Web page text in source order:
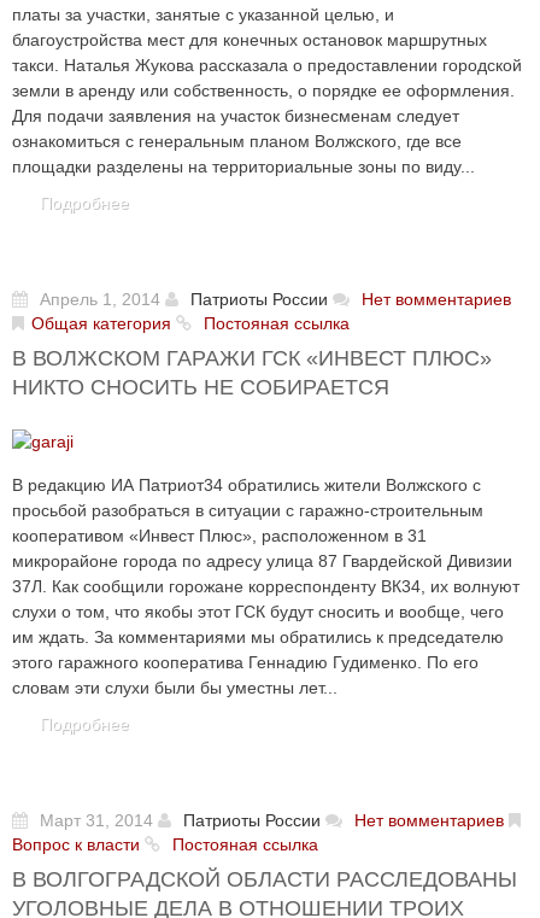
платы за участки, занятые с указанной целью, и
благоустройства мест для конечных остановок маршрутных
такси. Наталья Жукова рассказала о предоставлении городской
земли в аренду или собственность, о порядке ее оформления.
Для подачи заявления на участок бизнесменам следует
ознакомиться с генеральным планом Волжского, где все
площадки разделены на территориальные зоны по виду...
Подробнее
Апрель 1, 2014 Патриоты России
Нет вомментариев
Общая категория
Постояная ссылка
В ВОЛЖСКОМ ГАРАЖИ ГСК «ИНВЕСТ ПЛЮС»
НИКТО СНОСИТЬ НЕ СОБИРАЕТСЯ
В редакцию ИА Патриот34 обратились жители Волжского с
просьбой разобраться в ситуации с гаражно-строительным
кооперативом «Инвест Плюс», расположенном в 31
микрорайоне города по адресу улица 87 Гвардейской Дивизии
37Л. Как сообщили горожане корреспонденту ВК34, их волнуют
слухи о том, что якобы этот ГСК будут сносить и вообще, чего
им ждать. За комментариями мы обратились к председателю
этого гаражного кооператива Геннадию Гудименко. По его
словам эти слухи были бы уместны лет...
Подробнее
Март 31, 2014 Патриоты России
Нет вомментариев
Вопрос к власти
Постояная ссылка
В ВОЛГОГРАДСКОЙ ОБЛАСТИ РАССЛЕДОВАНЫ
УГОЛОВНЫЕ ДЕЛА В ОТНОШЕНИИ ТРОИХ